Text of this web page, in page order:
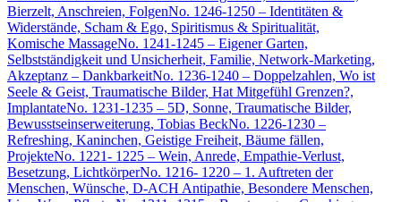
Bierzelt, Anschreien, FolgenNo. 1246-1250 – Identitäten &
Widerstände, Scham & Ego, Spiritismus & Spiritualität,
Komische MassageNo. 1241-1245 – Eigener Garten,
Selbstständigkeit und Unsicherheit, Familie, Network-Marketing,
Akzeptanz – DankbarkeitNo. 1236-1240 – Doppelzahlen, Wo ist
Seele & Geist, Traumatische Bilder, Hat Mitgefühl Grenzen?,
ImplantateNo. 1231-1235 – 5D, Sonne, Traumatische Bilder,
Bewusstseinserweiterung, Tobias BeckNo. 1226-1230 –
Refreshing, Kaninchen, Geistige Freiheit, Bäume fällen,
ProjekteNo. 1221- 1225 – Wein, Anrede, Empathie-Verlust,
Besetzung, LichtkörperNo. 1216- 1220 – 1. Auftreten der
Menschen, Wünsche, D-ACH Antipathie, Besondere Menschen,